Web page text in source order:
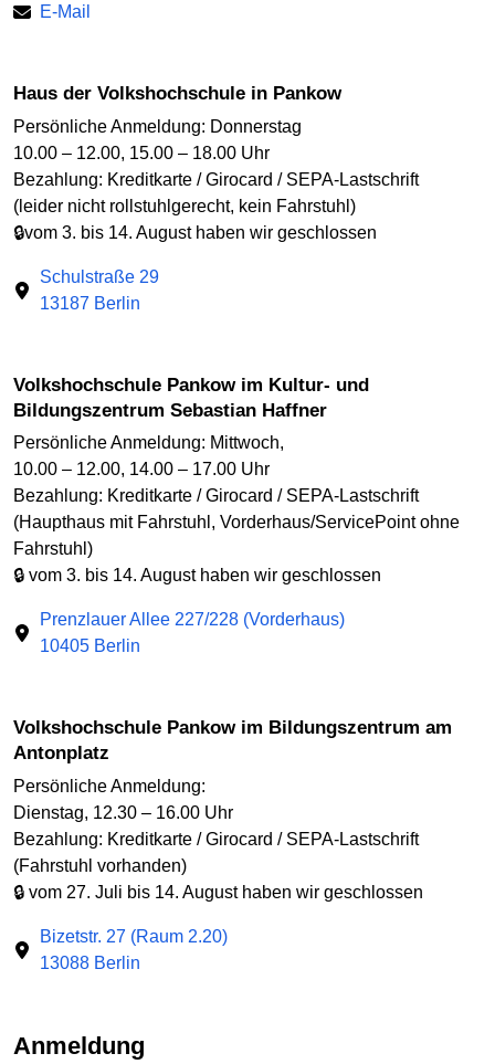
E-Mail
Haus der Volkshochschule in Pankow
Persönliche Anmeldung: Donnerstag
10.00 – 12.00, 15.00 – 18.00 Uhr
Bezahlung: Kreditkarte / Girocard / SEPA-Lastschrift
(leider nicht rollstuhlgerecht, kein Fahrstuhl)
🔒vom 3. bis 14. August haben wir geschlossen
Schulstraße 29
13187 Berlin
Volkshochschule Pankow im Kultur- und
Bildungszentrum Sebastian Haffner
Persönliche Anmeldung: Mittwoch,
10.00 – 12.00, 14.00 – 17.00 Uhr
Bezahlung: Kreditkarte / Girocard / SEPA-Lastschrift
(Haupthaus mit Fahrstuhl, Vorderhaus/ServicePoint ohne
Fahrstuhl)
🔒 vom 3. bis 14. August haben wir geschlossen
Prenzlauer Allee 227/228 (Vorderhaus)
10405 Berlin
Volkshochschule Pankow im Bildungszentrum am
Antonplatz
Persönliche Anmeldung:
Dienstag, 12.30 – 16.00 Uhr
Bezahlung: Kreditkarte / Girocard / SEPA-Lastschrift
(Fahrstuhl vorhanden)
🔒 vom 27. Juli bis 14. August haben wir geschlossen
Bizetstr. 27 (Raum 2.20)
13088 Berlin
Anmeldung